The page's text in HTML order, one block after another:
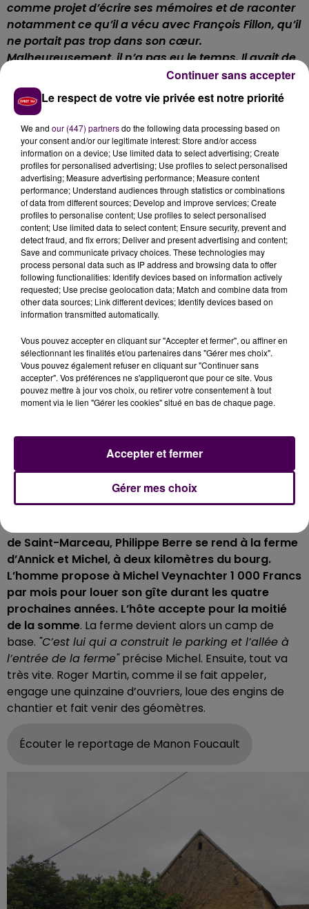
comme projet d’écrire ses mémoires et de raconter
notamment ce qu’il a vécu avec François Fillon, qu’il
ne portait pas trop dans son cœur.
Malheureusement, il n’a pas eu le temps. Il avait de
sérieux problèmes de santé et il est décédé début
juin".Philippe Berre avait 66 ans.
Écouter Dominique Rivière
A SAINT-MARCEAU, UN SOUVENIR ENCORE
PRÉSENT
Les habitants de la petite commune de Saint-
Marceau et des alentours ont toujours en mémoire le
vrai-faux chantier de l’A28 et surtout le charisme de
cet homme et sa bonne volonté dont personne n’a
douté."Il était malin, l’animal ! Les Sarthois en ont
tous entendu parler, qui n’en a pas entendu
parlé ?"ironise Serge, employé à la mairie de Saint-
. Jacky, 74 ans, se souvient des ardoises
laissées par Philippe Berre. L’escroc utilisait des
coupons falsifiés pour payer les entreprises locales :
"Maintenant qu’il est mort, il ne fera plus de
malheureux".
QUAND PHILIPPE BERRE VIVAIT À LA
VEYNACHTER
Les époux Veynachter, premières victimes de la
de Saint-Marceau, Philippe Berre se rend à la ferme
d’Annick et Michel, à deux kilomètres du bourg.
L’homme propose à Michel Veynachter 1 000 Francs
par mois pour louer son gîte durant les quatre
prochaines années. L’hôte accepte pour la moitié
de la somme. La ferme devient alors un camp de
base. "C’est lui qui a construit le parking et l’allée à
l’entrée de la ferme"précise Michel. Ensuite, tout va
très vite. Roger Martin, comme il se fait appeler,
engage une quinzaine d’ouvriers, loue des engins de
chantier et fait venir des géomètres.
Écouter le reportage de Manon Foucault
Le respect de votre vie privée est notre priorité
We and our (447) partnersdo the following data processing based on
your consent and/or our legitimate interest: Store and/or access
information on a device; Use limited data to select advertising; Create
profiles for personalised advertising; Use profiles to select personalised
advertising; Measure advertising performance; Measure content
performance; Understand audiences through statistics or combinations
of data from different sources; Develop and improve services; Create
profiles to personalise content; Use profiles to select personalised
content; Use limited data to select content; Ensure security, prevent and
detect fraud, and fix errors; Deliver and present advertising and content;
Save and communicate privacy choices. These technologies may
process personal data such as IP address and browsing data to offer
following functionalities: Identify devices based on information actively
requested; Use precise geolocation data; Match and combine data from
other data sources; Link different devices; Identify devices based on
information transmitted automatically.
Vous pouvez accepter en cliquant sur "Accepter et fermer", ou affiner en
sélectionnant les finalités et/ou partenaires dans "Gérer mes choix".
Vous pouvez également refuser en cliquant sur "Continuer sans
accepter". Vos préférences ne s'appliqueront que pour ce site. Vous
pouvez mettre à jour vos choix, ou retirer votre consentement à tout
moment via le lien "Gérer les cookies" situé en bas de chaque page.
Gérer mes choix
Accepter et fermer
Continuer sans accepter